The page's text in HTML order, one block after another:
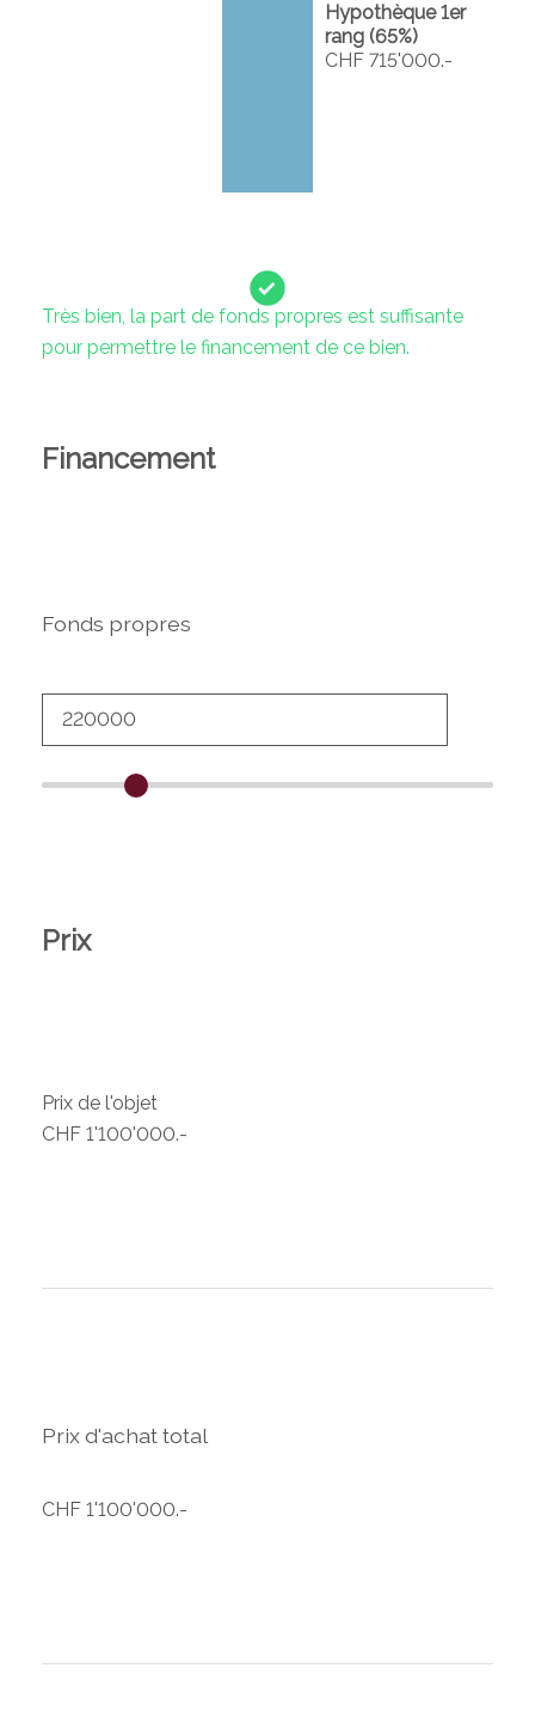
Hypothèque 1er
rang (65%)
CHF 715'000.-
Très bien, la part de fonds propres est suffisante
pour permettre le financement de ce bien.
Financement
Fonds propres
Prix
Prix de l'objet
CHF 1'100'000.-
Prix d'achat total
CHF 1'100'000.-